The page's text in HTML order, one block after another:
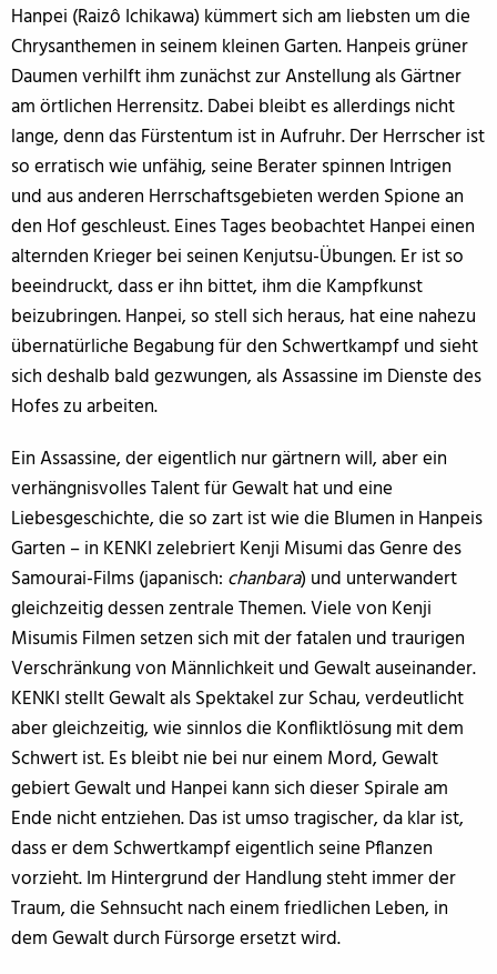
Hanpei (Raizô Ichikawa) kümmert sich am liebsten um die
Chrysanthemen in seinem kleinen Garten. Hanpeis grüner
Daumen verhilft ihm zunächst zur Anstellung als Gärtner
am örtlichen Herrensitz. Dabei bleibt es allerdings nicht
lange, denn das Fürstentum ist in Aufruhr. Der Herrscher ist
so erratisch wie unfähig, seine Berater spinnen Intrigen
und aus anderen Herrschaftsgebieten werden Spione an
den Hof geschleust. Eines Tages beobachtet Hanpei einen
alternden Krieger bei seinen Kenjutsu-Übungen. Er ist so
beeindruckt, dass er ihn bittet, ihm die Kampfkunst
beizubringen. Hanpei, so stell sich heraus, hat eine nahezu
übernatürliche Begabung für den Schwertkampf und sieht
sich deshalb bald gezwungen, als Assassine im Dienste des
Hofes zu arbeiten.
Ein Assassine, der eigentlich nur gärtnern will, aber ein
verhängnisvolles Talent für Gewalt hat und eine
Liebesgeschichte, die so zart ist wie die Blumen in Hanpeis
Garten – in KENKI zelebriert Kenji Misumi das Genre des
Samourai-Films (japanisch: chanbara) und unterwandert
gleichzeitig dessen zentrale Themen. Viele von Kenji
Misumis Filmen setzen sich mit der fatalen und traurigen
Verschränkung von Männlichkeit und Gewalt auseinander.
KENKI stellt Gewalt als Spektakel zur Schau, verdeutlicht
aber gleichzeitig, wie sinnlos die Konfliktlösung mit dem
Schwert ist. Es bleibt nie bei nur einem Mord, Gewalt
gebiert Gewalt und Hanpei kann sich dieser Spirale am
Ende nicht entziehen. Das ist umso tragischer, da klar ist,
dass er dem Schwertkampf eigentlich seine Pflanzen
vorzieht. Im Hintergrund der Handlung steht immer der
Traum, die Sehnsucht nach einem friedlichen Leben, in
dem Gewalt durch Fürsorge ersetzt wird.